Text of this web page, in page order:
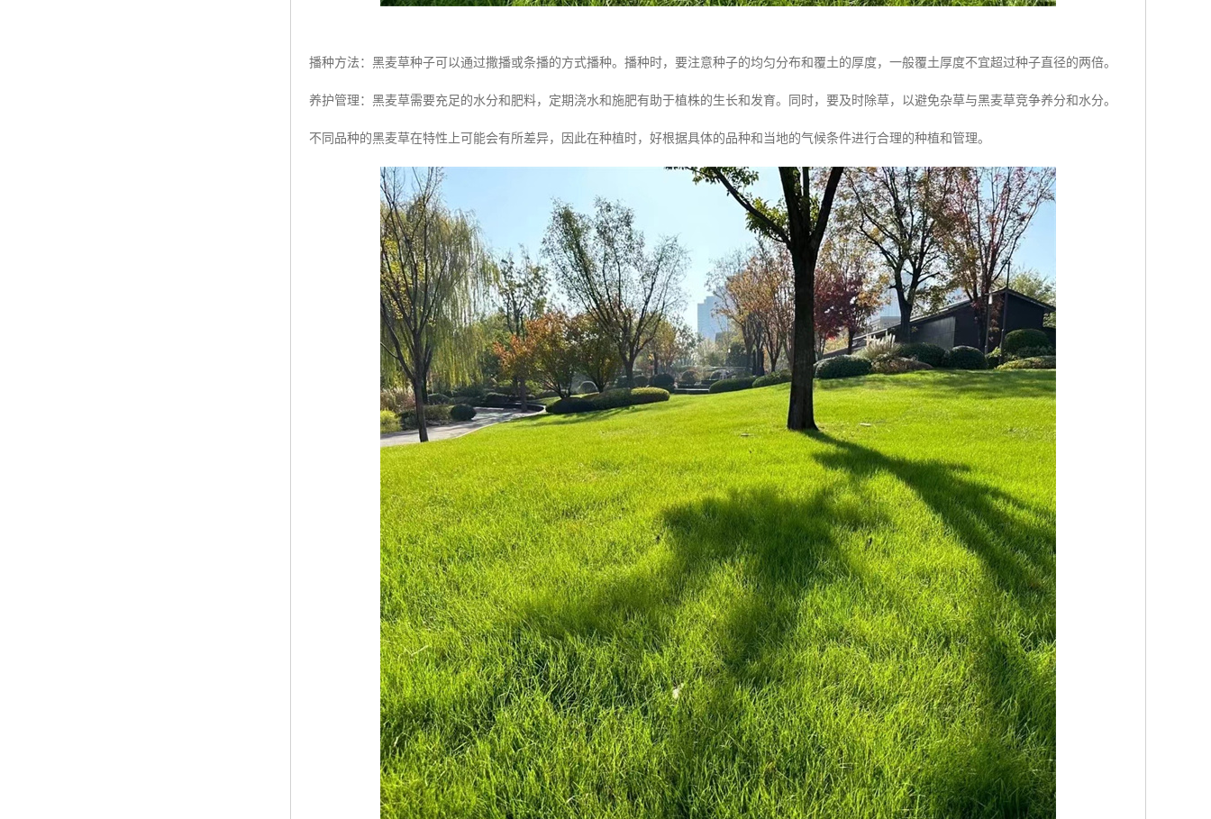
播种方法：黑麦草种子可以通过撒播或条播的方式播种。播种时，要注意种子的均匀分布和覆土的厚度，一般覆土厚度不宜超过种子直径的两倍。
养护管理：黑麦草需要充足的水分和肥料，定期浇水和施肥有助于植株的生长和发育。同时，要及时除草，以避免杂草与黑麦草竞争养分和水分。
不同品种的黑麦草在特性上可能会有所差异，因此在种植时，好根据具体的品种和当地的气候条件进行合理的种植和管理。